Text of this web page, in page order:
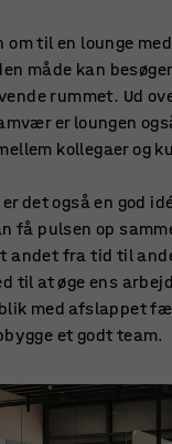
om til en lounge
måde kan
rummet. Ud
er loungen
kollegaer og
det også en god
få pulsen op
andet fra tid til
til at øge ens
med afslappet
et godt team.